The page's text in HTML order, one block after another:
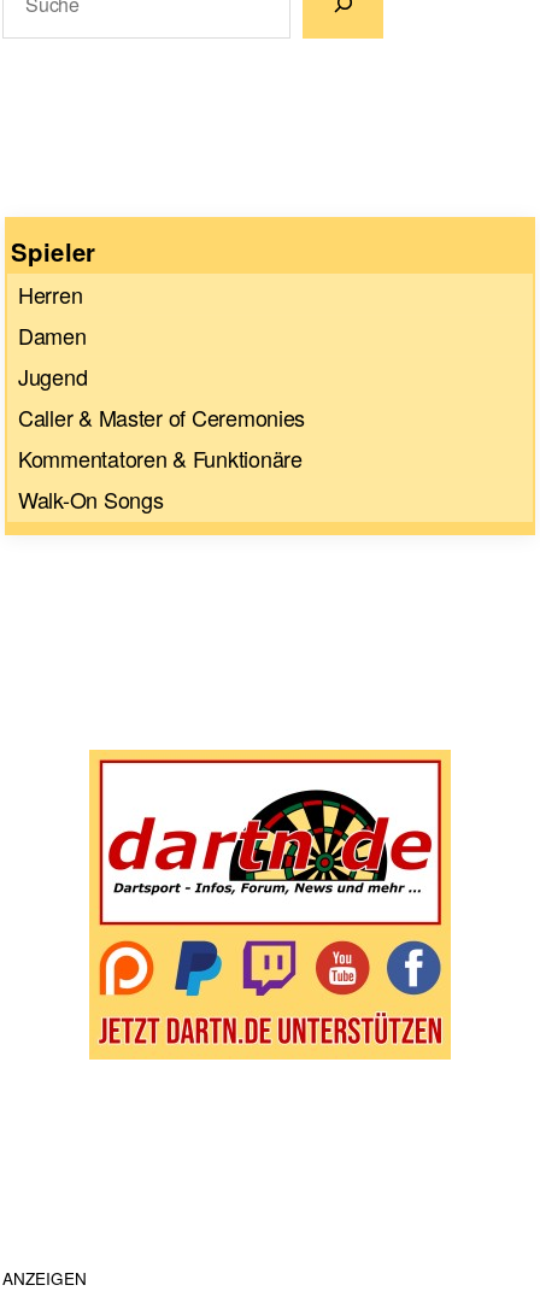
Spieler
Herren
Damen
Jugend
Caller & Master of Ceremonies
Kommentatoren & Funktionäre
Walk-On Songs
ANZEIGEN